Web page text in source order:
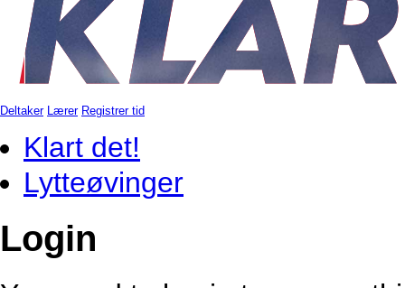
Deltaker Lærer Registrer tid
Klart det!
Lytteøvinger
Login